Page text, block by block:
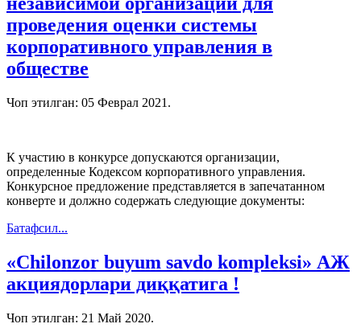
проведения оценки системы
корпоративного управления в
обществе
Чоп этилган: 05 Феврал 2021 .
К участию в конкурсе допускаются организации,
определенные Кодексом корпоративного управления.
Конкурсное предложение представляется в запечатанном
конверте и должно содержать следующие документы:
Батафсил...
«Chilonzor buyum savdo komplеksi» АЖ
акциядорлари диққатига !
Чоп этилган: 21 Май 2020.